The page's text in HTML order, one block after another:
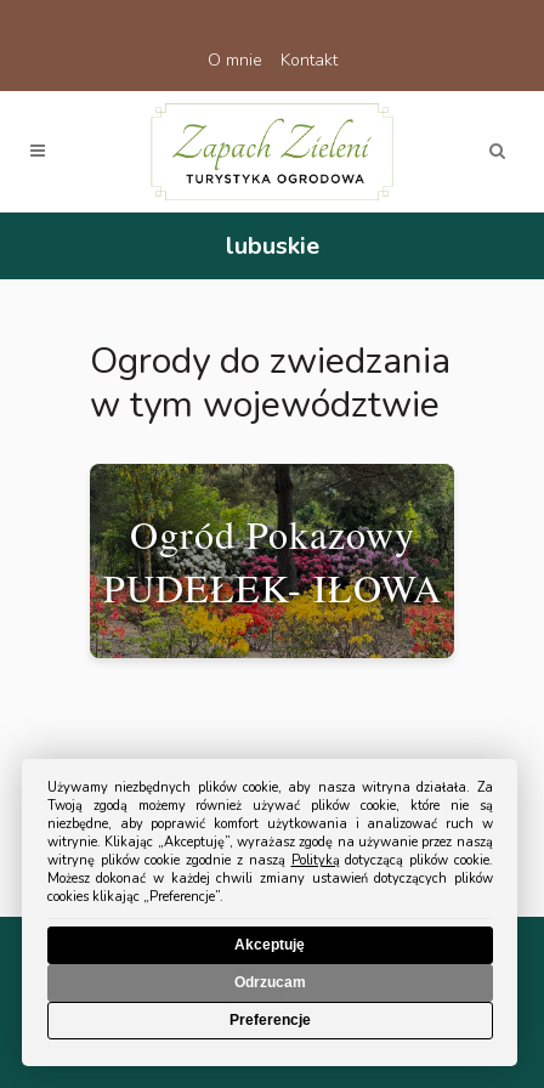
O mnie Kontakt
lubuskie
Ogrody do zwiedzania
w tym województwie
Ogród Pokazowy
PUDEŁEK- IŁOWA
© 2024 All Rights Reserved Turystyka Ogrodowa.
Polityka prywatności|Regulamin sklepu
Używamy niezbędnych plików cookie, aby nasza witryna działała. Za
Twoją zgodą możemy również używać plików cookie, które nie są
niezbędne, aby poprawić komfort użytkowania i analizować ruch w
witrynie. Klikając „Akceptuję”, wyrażasz zgodę na używanie przez naszą
witrynę plików cookie zgodnie z naszą Polityką dotyczącą plików cookie.
Możesz dokonać w każdej chwili zmiany ustawień dotyczących plików
cookies klikając „Preferencje”.
Preferencje
Odrzucam
Akceptuję